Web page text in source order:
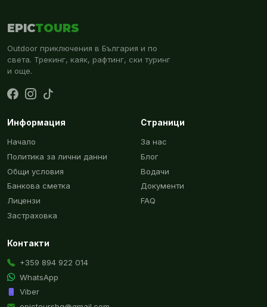
EPICTOURS
Outdoor приключения в България и по
света. Трекинг, каяк, рафтинг, ски туринг
и още.
Информация
Начало
Политика за лични данни
Общи условия
Банкова сметка
Лицензи
Застраховка
Страници
За нас
Блог
Водачи
Документи
FAQ
Контакти
+359 894 922 014
WhatsApp
Viber